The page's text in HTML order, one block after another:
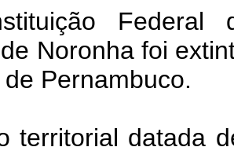
Noronha foi
Pernambuco.
territorial datada